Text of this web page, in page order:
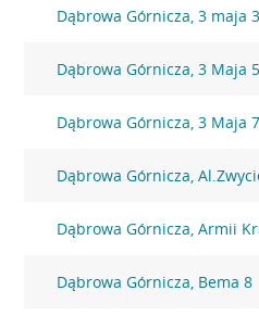
Dąbrowa Górnicza, 3 maja 3
Dąbrowa Górnicza, 3 Maja 5
Dąbrowa Górnicza, 3 Maja 7
Dąbrowa Górnicza,
Dąbrowa Górnicza, Armii
Dąbrowa Górnicza, Bema 8